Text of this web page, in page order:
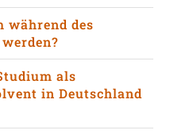
während des
als
in Deutschland